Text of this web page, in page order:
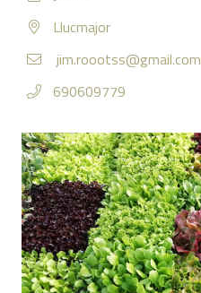
Llucmajor
jim.roootss@gmail.com
690609779